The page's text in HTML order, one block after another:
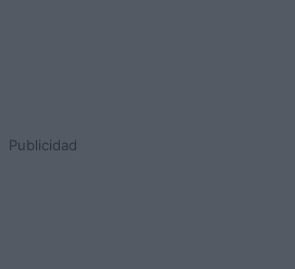
Publicidad